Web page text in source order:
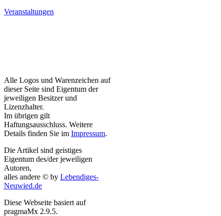
Veranstaltungen
Alle Logos und Warenzeichen auf
dieser Seite sind Eigentum der
jeweiligen Besitzer und
Lizenzhalter.
Im übrigen gilt
Haftungsausschluss. Weitere
Details finden Sie im Impressum.
Die Artikel sind geistiges
Eigentum des/der jeweiligen
Autoren,
alles andere © by Lebendiges-
Neuwied.de
Diese Webseite basiert auf
pragmaMx 2.9.5.